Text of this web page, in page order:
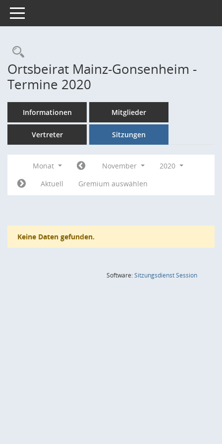
Toggle navigation
Rechercheauswahl
Ortsbeirat Mainz-Gonsenheim -
Termine 2020
Informationen Mitglieder
Vertreter Sitzungen
Monat November
2020
Aktuell
Gremium auswählen
Keine Daten gefunden.
Software:SitzungsdienstSession(Wird in